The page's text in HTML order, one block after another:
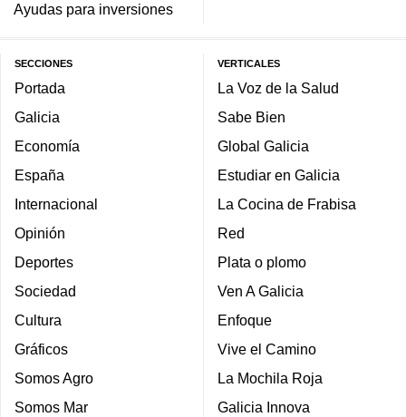
Ayudas para inversiones
SECCIONES
Portada
Galicia
Economía
España
Internacional
Opinión
Deportes
Sociedad
Cultura
Gráficos
Somos Agro
Somos Mar
VERTICALES
La Voz de la Salud
Sabe Bien
Global Galicia
Estudiar en Galicia
La Cocina de Frabisa
Red
Plata o plomo
Ven A Galicia
Enfoque
Vive el Camino
La Mochila Roja
Galicia Innova